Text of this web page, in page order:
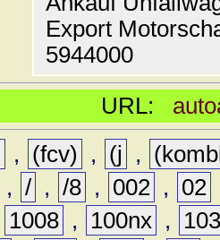
Export
5944000
URL:
, (fcv) , (j ,
, / , /8 , 002 , 02
1008 , 100nx ,